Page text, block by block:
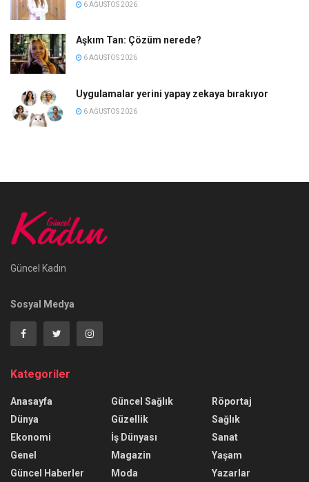
6 AĞUSTOS 2026
Aşkım Tan: Çözüm nerede?
6 AĞUSTOS 2026
Uygulamalar yerini yapay zekaya bırakıyor
6 AĞUSTOS 2026
Güncel Kadın
Sosyal Medya
Kategoriler
Anasayfa
Dünya
Ekonomi
Genel
Güncel Haberler
Güncel Sağlık
Güzellik
İş Dünyası
Magazin
Moda
Röportaj
Sağlık
Sanat
Yaşam
Yazarlar